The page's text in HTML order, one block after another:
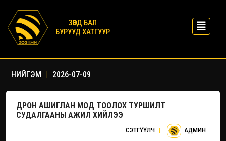
ЗӨВД БАЛ
БУРУУД ХАТГУУР
НИЙГЭМ | 2026-07-09
ДРОН АШИГЛАН МОД ТООЛОХ ТУРШИЛТ
СУДАЛГААНЫ АЖИЛ ХИЙЛЭЭ
СЭТГҮҮЛЧ | АДМИН